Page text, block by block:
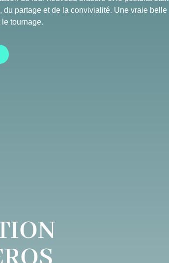
partage et de la convivialité. Une vraie belle
tournage.